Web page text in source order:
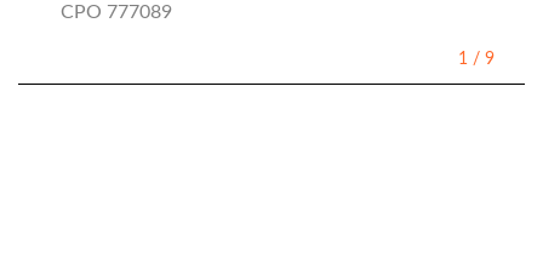
CPO 777089
1 / 9